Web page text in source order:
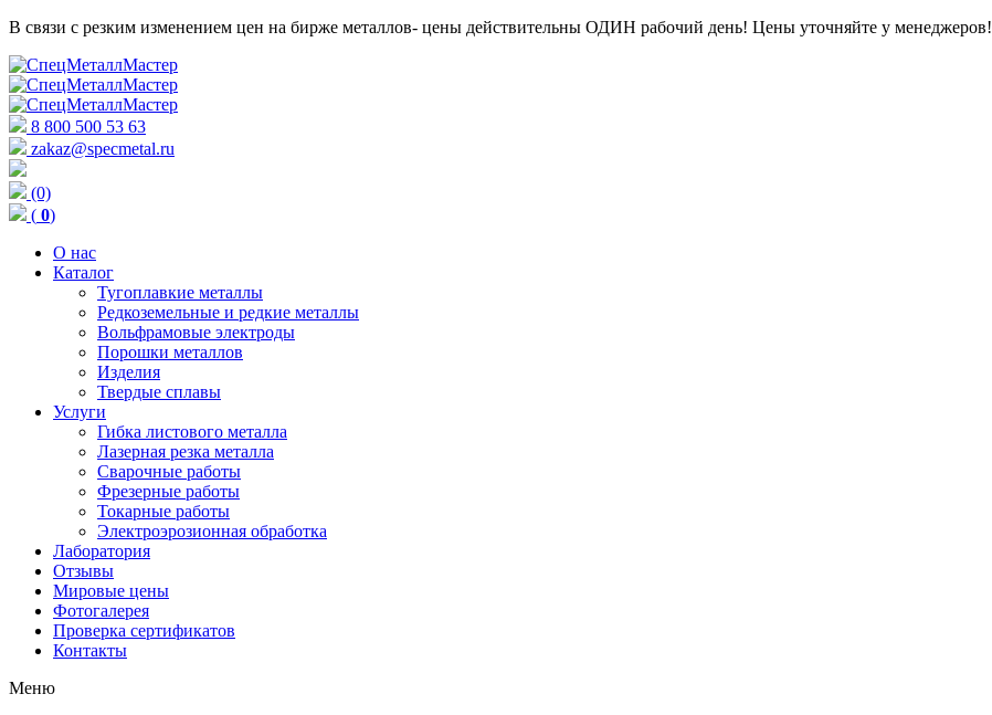
В связи с резким изменением цен на бирже металлов- цены действительны ОДИН рабочий день! Цены уточняйте у менеджеров!
8 800 500 53 63
zakaz@specmetal.ru
(0)
( 0)
О нас
Каталог
Тугоплавкие металлы
Редкоземельные и редкие металлы
Вольфрамовые электроды
Порошки металлов
Изделия
Твердые сплавы
Услуги
Гибка листового металла
Лазерная резка металла
Сварочные работы
Фрезерные работы
Токарные работы
Электроэрозионная обработка
Лаборатория
Отзывы
Мировые цены
Фотогалерея
Проверка сертификатов
Контакты
Меню